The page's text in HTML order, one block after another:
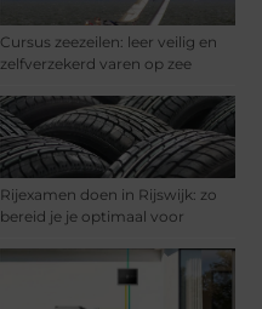
Cursus zeezeilen: leer veilig en
zelfverzekerd varen op zee
Rijexamen doen in Rijswijk: zo
bereid je je optimaal voor